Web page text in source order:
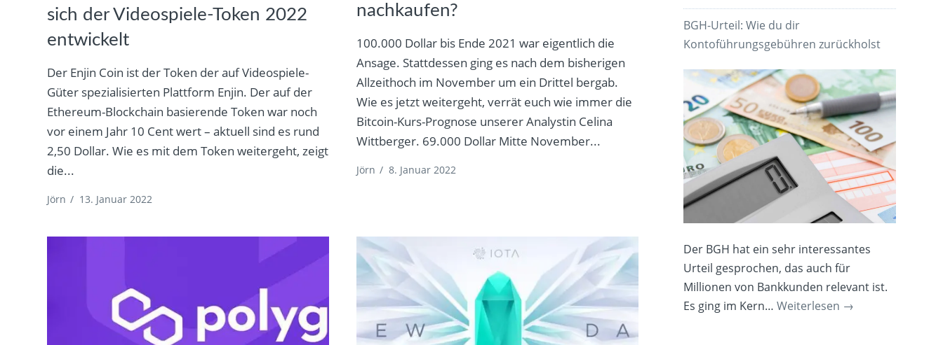
sich der Videospiele-Token 2022
entwickelt
Der Enjin Coin ist der Token der auf Videospiele-
Güter spezialisierten Plattform Enjin. Der auf der
Ethereum-Blockchain basierende Token war noch
vor einem Jahr 10 Cent wert – aktuell sind es rund
2,50 Dollar. Wie es mit dem Token weitergeht, zeigt
die...
Jörn / 13. Januar 2022
nachkaufen?
100.000 Dollar bis Ende 2021 war eigentlich die
Ansage. Stattdessen ging es nach dem bisherigen
Allzeithoch im November um ein Drittel bergab.
Wie es jetzt weitergeht, verrät euch wie immer die
Bitcoin-Kurs-Prognose unserer Analystin Celina
Wittberger. 69.000 Dollar Mitte November...
Jörn / 8. Januar 2022
BGH-Urteil: Wie du dir
Kontoführungsgebühren zurückholst
Der BGH hat ein sehr interessantes
Urteil gesprochen, das auch für
Millionen von Bankkunden relevant ist.
Es ging im Kern…Weiterlesen →